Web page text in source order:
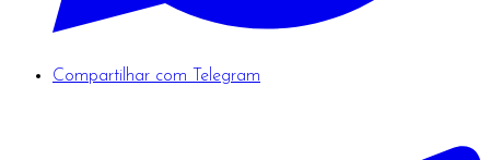
Compartilhar com Telegram